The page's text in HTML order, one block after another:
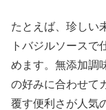
たとえば、珍しい
トバジルソースで
めます。無添加調
の好みに合わせて
覆す便利さが人気